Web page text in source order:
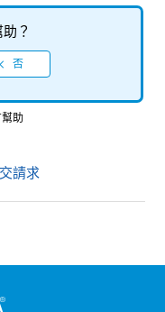
數位版)軟體的容量有
?
（變更）?
？
助
請求